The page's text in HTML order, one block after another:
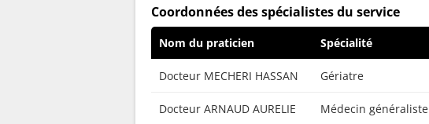
Coordonnées des spécialistes du service
Nom du praticien Spécialité
Docteur MECHERI HASSAN Gériatre
Docteur ARNAUD AURELIE Médecin généraliste